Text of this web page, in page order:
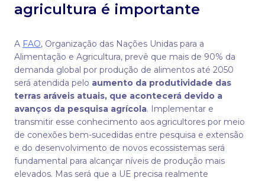
agricultura é importante
A FAO, Organização das Nações Unidas para a
Alimentação e Agricultura, prevê que mais de 90% da
demanda global por produção de alimentos até 2050
será atendida pelo aumento da produtividade das
terras aráveis atuais, que acontecerá devido a
avanços da pesquisa agrícola. Implementar e
transmitir esse conhecimento aos agricultores por meio
de conexões bem-sucedidas entre pesquisa e extensão
e do desenvolvimento de novos ecossistemas será
fundamental para alcançar níveis de produção mais
elevados. Mas será que a UE precisa realmente